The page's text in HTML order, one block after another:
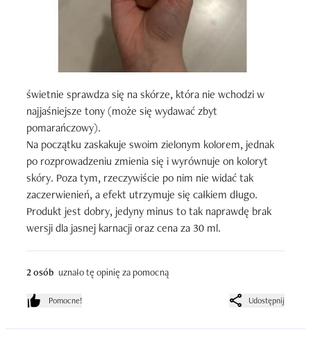
świetnie sprawdza się na skórze, która nie wchodzi w
najjaśniejsze tony (może się wydawać zbyt
pomarańczowy).
Na początku zaskakuje swoim zielonym kolorem, jednak
po rozprowadzeniu zmienia się i wyrównuje on koloryt
skóry. Poza tym, rzeczywiście po nim nie widać tak
zaczerwienień, a efekt utrzymuje się całkiem długo.
Produkt jest dobry, jedyny minus to tak naprawdę brak
wersji dla jasnej karnacji oraz cena za 30 ml.
2 osób uznało tę opinię za pomocną
Pomocne! Udostępnij